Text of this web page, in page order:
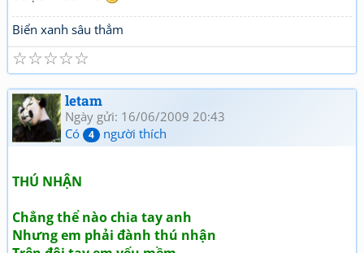
Biển xanh sâu thẳm
☆
☆
☆
☆
☆
letam
Ngày gửi: 16/06/2009 20:43
Có
4 người thích
THÚ NHẬN
Chẳng thể nào chia tay anh
Nhưng em phải đành thú nhận